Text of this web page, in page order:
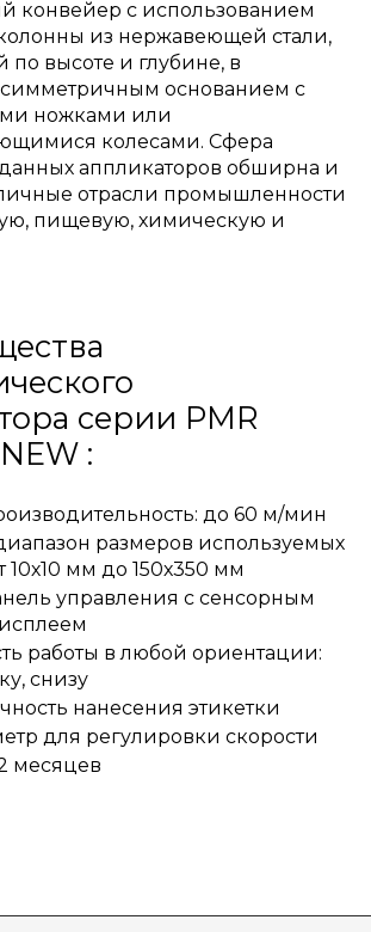
конвейер с использованием
из нержавеющей стали,
по высоте и глубине, в
основанием с
ножками или
колесами. Сфера
аппликаторов обширна и
отрасли промышленности
пищевую, химическую и
серии PMR
:
до 60 м/мин
размеров используемых
10х10 мм до 150х350 мм
управления с сенсорным
работы в любой ориентации:
снизу
нанесения этикетки
для регулировки скорости
месяцев